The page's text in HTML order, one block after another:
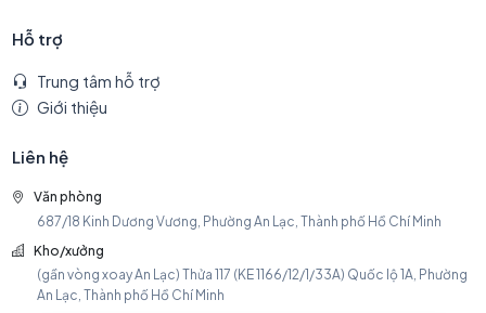
Hỗ trợ
Trung tâm hỗ trợ
Giới thiệu
Liên hệ
Văn phòng
687/18 Kinh Dương Vương, Phường An Lạc, Thành phố Hồ Chí Minh
Kho/xưởng
(gần vòng xoay An Lạc) Thửa 117 (KE 1166/12/1/33A) Quốc lộ 1A, Phường
An Lạc, Thành phố Hồ Chí Minh